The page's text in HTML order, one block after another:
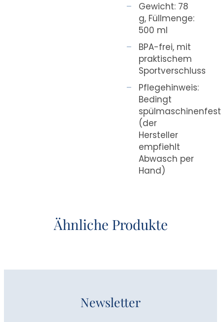
Gewicht: 78
g, Füllmenge:
500 ml
BPA-frei, mit
praktischem
Sportverschluss
Pflegehinweis:
Bedingt
spülmaschinenfest
(der
Hersteller
empfiehlt
Abwasch per
Hand)
Ähnliche Produkte
Newsletter